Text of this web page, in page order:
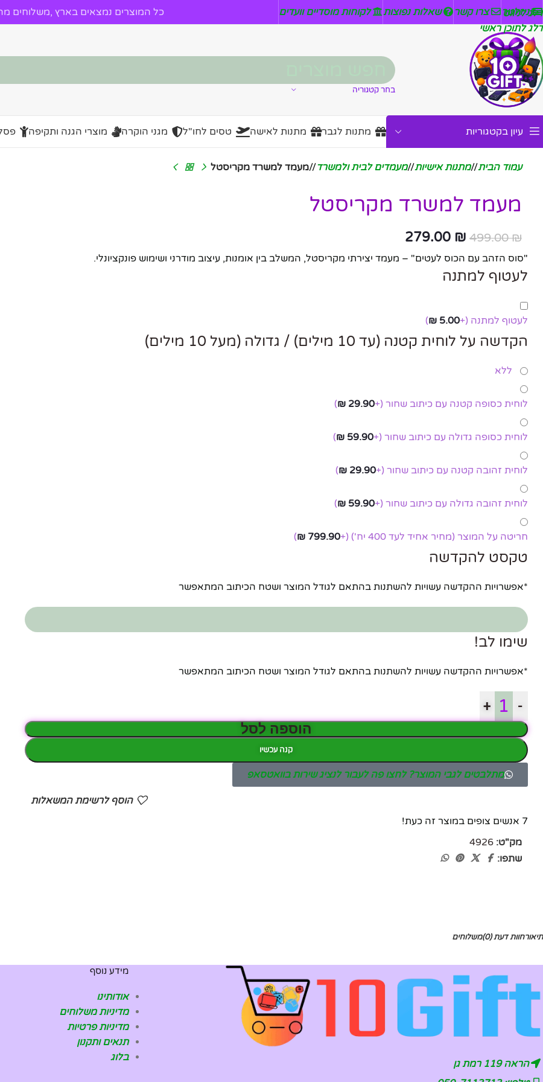
דלג לניווט
דלג לתוכן ראשי
ניזלטר צרו קשר שאלות נפוצות לקוחות מוסדיים וועדים כל המוצרים נמצאים בארץ ,משלוחים
בחר קטגוריה
עיון בקטגוריות מתנות לגבר מתנות לאישה טסים לחו"ל מגני הוקרה מוצרי הגנה ותקיפה
עמוד הבית/ מתנות אישיות/ מעמדים לבית ולמשרד/ מעמד למשרד מקריסטל
מעמד למשרד מקריסטל
499.00₪
279.00 ₪
"סוס הזהב עם הכוס לעטים" – מעמד יצירתי מקריסטל, המשלב בין אומנות, עיצוב מודרני ושימוש פונקציונלי.
לעטוף למתנה
לעטוף למתנה(+
5.00
₪
)
הקדשה על לוחית קטנה (עד 10 מילים) / גדולה (מעל 10 מילים)
ללא
לוחית כסופה קטנה עם כיתוב שחור(+
29.90
₪
)
לוחית כסופה גדולה עם כיתוב שחור(+
59.90
₪
)
לוחית זהובה קטנה עם כיתוב שחור(+
29.90
₪
)
לוחית זהובה גדולה עם כיתוב שחור(+
59.90
₪
)
חריטה על המוצר (מחיר אחיד לעד 400 יח') (+
799.90
₪
)
טקסט להקדשה
*אפשרויות ההקדשה עשויות להשתנות בהתאם לגודל המוצר ושטח הכיתוב המתאפשר
שימו לב!
*אפשרויות ההקדשה עשויות להשתנות בהתאם לגודל המוצר ושטח הכיתוב המתאפשר
-
+
הוספה לסל
קנה עכשיו
מתלבטים לגבי המוצר? לחצו פה לעבור לנציג שירות בוואטסאפ
הוסף לרשימת המשאלות
7 אנשים צופים במוצר זה כעת!
מק"ט:4926
שתפו:
תיאורחוות דעת (0) משלוחים
הראה 119 רמת גן
מידע נוסף
אודותינו
מדיניות משלוחים
מדיניות פרטיות
תנאים ותקנון
בלוג
פייסבוק
אינסטגרם